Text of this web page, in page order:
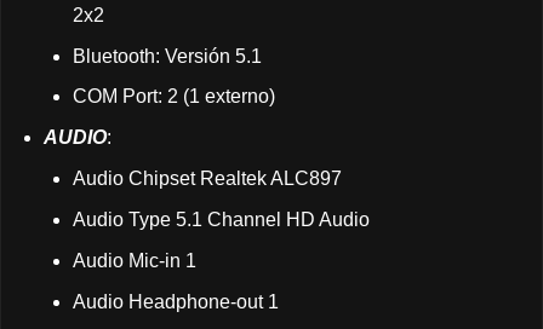
2x2
Bluetooth: Versión 5.1
COM Port: 2 (1 externo)
AUDIO:
Audio Chipset Realtek ALC897
Audio Type 5.1 Channel HD Audio
Audio Mic-in 1
Audio Headphone-out 1